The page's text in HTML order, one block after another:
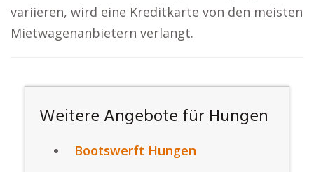
variieren, wird eine Kreditkarte von den meisten
Mietwagenanbietern verlangt.
Weitere Angebote für Hungen
Bootswerft Hungen